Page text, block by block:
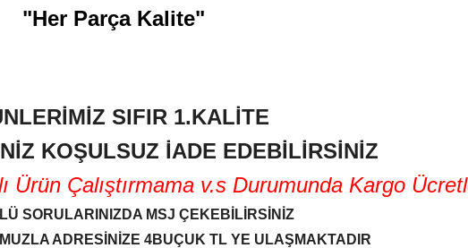
"Her Parça Kalite"
SIFIR 1.KALİTE
KOŞULSUZ İADE EDEBİLİRSİNİZ
Çalıştırmama v.s Durumunda Kargo
SORULARINIZDA MSJ ÇEKEBİLİRSİNİZ
ADRESİNİZE 4BUÇUK TL YE ULAŞMAKTADIR